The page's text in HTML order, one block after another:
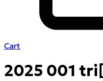
Cart
2025 001